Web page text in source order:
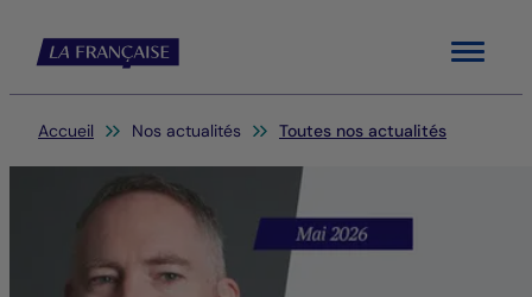
Menu
Vous êtes ici:
Accueil Nos actualités Toutes nos actualités